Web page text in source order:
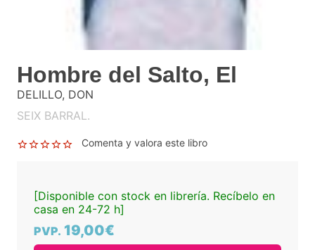
Hombre del Salto, El
DELILLO, DON
SEIX BARRAL.
Comenta y valora este libro
[Disponible con stock en librería. Recíbelo en
casa en 24-72 h]
PVP. 19,00€